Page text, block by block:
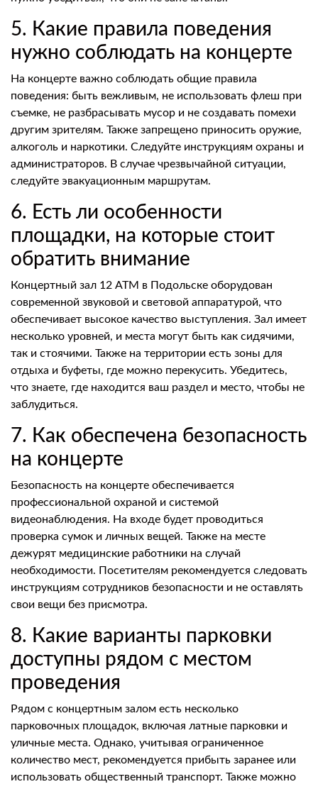
5. Какие правила поведения
нужно соблюдать на концерте
На концерте важно соблюдать общие правила
поведения: быть вежливым, не использовать флеш при
съемке, не разбрасывать мусор и не создавать помехи
другим зрителям. Также запрещено приносить оружие,
алкоголь и наркотики. Следуйте инструкциям охраны и
администраторов. В случае чрезвычайной ситуации,
следуйте эвакуационным маршрутам.
6. Есть ли особенности
площадки, на которые стоит
обратить внимание
Концертный зал 12 АТМ в Подольске оборудован
современной звуковой и световой аппаратурой, что
обеспечивает высокое качество выступления. Зал имеет
несколько уровней, и места могут быть как сидячими,
так и стоячими. Также на территории есть зоны для
отдыха и буфеты, где можно перекусить. Убедитесь,
что знаете, где находится ваш раздел и место, чтобы не
заблудиться.
7. Как обеспечена безопасность
на концерте
Безопасность на концерте обеспечивается
профессиональной охраной и системой
видеонаблюдения. На входе будет проводиться
проверка сумок и личных вещей. Также на месте
дежурят медицинские работники на случай
необходимости. Посетителям рекомендуется следовать
инструкциям сотрудников безопасности и не оставлять
свои вещи без присмотра.
8. Какие варианты парковки
доступны рядом с местом
проведения
Рядом с концертным залом есть несколько
парковочных площадок, включая латные парковки и
уличные места. Однако, учитывая ограниченное
количество мест, рекомендуется прибыть заранее или
использовать общественный транспорт. Также можно